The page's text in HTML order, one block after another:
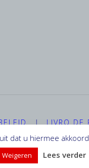
| LIVRO DE
dat u hiermee
Weigeren Lees verder